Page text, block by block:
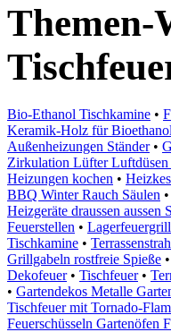
Themen-
Bio-Ethanol Tischkamine •
Keramik-Holz für
Außenheizungen Ständer•
Zirkulation Lüfter
Heizungen kochen •
BBQ Winter Rauch Säulen •
Heizgeräte draussen aussen
Feuerstellen •
Tischkamine •
Grillgabeln rostfreie Spieße •
Dekofeuer• Tischfeuer•
• Gartendekos Metalle
Tischfeuer mit Tornado-
Feuerschüsseln Gartenöfen